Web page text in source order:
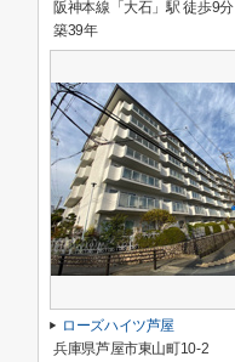
阪神本線「大石」駅 徒歩9分
築39年
ローズハイツ芦屋
兵庫県芦屋市東山町10-2